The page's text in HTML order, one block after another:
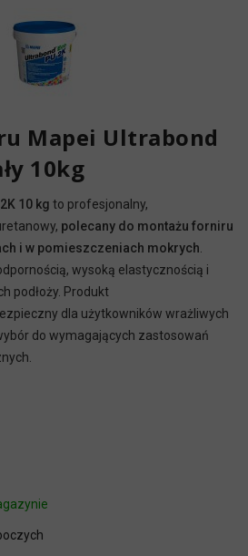
Mapei Ultrabond
10kg
10 kg to profesjonalny,
polecany do montażu forniru
i w pomieszczeniach mokrych
wysoką elastycznością i
podłoży. Produkt
dla użytkowników wrażliwych
do wymagających zastosowań